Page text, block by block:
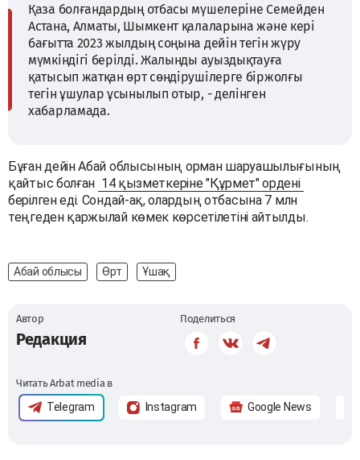
Қаза болғандардың отбасы мүшелеріне Семейден
Астана, Алматы, Шымкент қалаларына және кері
бағытта 2023 жылдың соңына дейін тегін жүру
мүмкіндігі берілді. Жалынды ауыздықтауға
қатысып жатқан өрт сөндірушілерге біржолғы
тегін ұшулар ұсынылып отыр, - делінген
хабарламада.
Бұған дейін Абай облысының орман шаруашылығының
қайтыс болған 14 қызметкеріне "Құрмет" ордені
берілген еді. Сондай-ақ, олардың отбасына 7 млн
теңгеден қаржылай көмек көрсетілетіні айтылды.
Абай облысы Өрт Ұшақ
Автор
Редакция
Поделиться
Читать Arbat media в
Telegram Instagram Google News